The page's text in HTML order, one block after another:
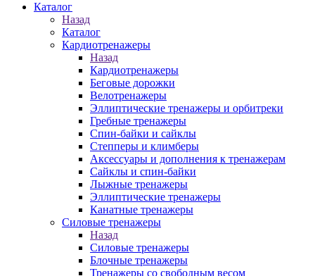
Каталог
Назад
Каталог
Кардиотренажеры
Назад
Кардиотренажеры
Беговые дорожки
Велотренажеры
Эллиптические тренажеры и орбитреки
Гребные тренажеры
Спин-байки и сайклы
Степперы и климберы
Аксессуары и дополнения к тренажерам
Сайклы и спин-байки
Лыжные тренажеры
Эллиптические тренажеры
Канатные тренажеры
Силовые тренажеры
Назад
Силовые тренажеры
Блочные тренажеры
Тренажеры со свободным весом